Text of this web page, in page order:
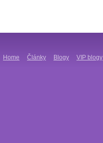
Home Články Blogy VIP blogy